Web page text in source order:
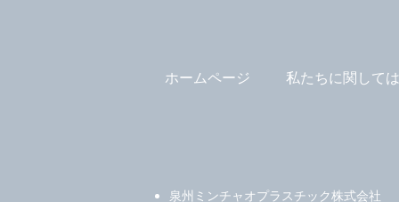
ホームページ 私たちに関しては
泉州ミンチャオプラスチック株式会社